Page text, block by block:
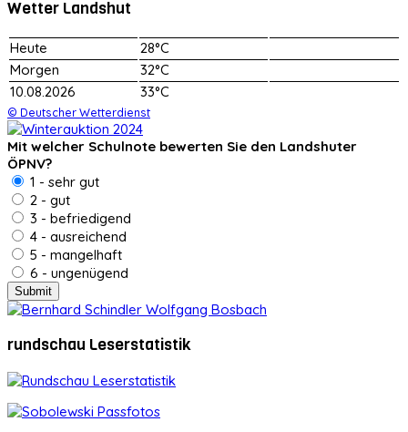
Wetter Landshut
Heute
28°C
Morgen
32°C
10.08.2026
33°C
© Deutscher Wetterdienst
Mit welcher Schulnote bewerten Sie den Landshuter
ÖPNV?
1 - sehr gut
2 - gut
3 - befriedigend
4 - ausreichend
5 - mangelhaft
6 - ungenügend
rundschau Leserstatistik